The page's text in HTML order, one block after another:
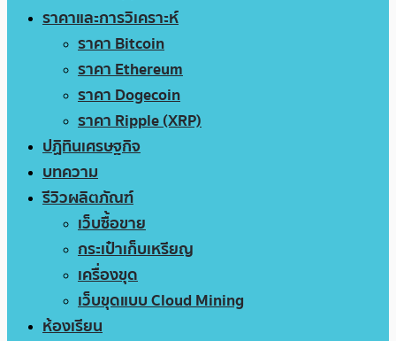
ราคาและการวิเคราะห์
ราคา Bitcoin
ราคา Ethereum
ราคา Dogecoin
ราคา Ripple (XRP)
ปฏิทินเศรษฐกิจ
บทความ
รีวิวผลิตภัณฑ์
เว็บซื้อขาย
กระเป๋าเก็บเหรียญ
เครื่องขุด
เว็บขุดแบบ Cloud Mining
ห้องเรียน